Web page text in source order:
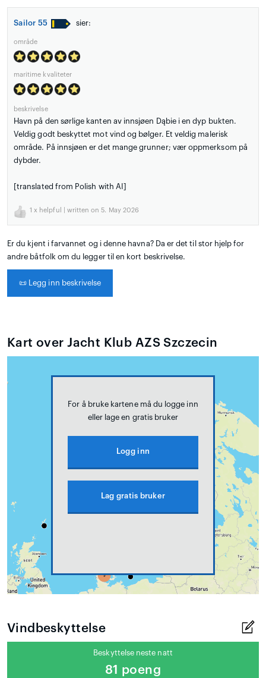
Sailor 55 sier:
område
maritime kvaliteter
beskrivelse
Havn på den sørlige kanten av innsjøen Dąbie i en dyp bukten.
Veldig godt beskyttet mot vind og bølger. Et veldig malerisk
område. På innsjøen er det mange grunner; vær oppmerksom på
dybder.
[translated from Polish with AI]
1 x helpful | written on 5. May 2026
Er du kjent i farvannet og i denne havna? Da er det til stor hjelp for
andre båtfolk om du legger til en kort beskrivelse.
📜 Legg inn beskrivelse
Kart over Jacht Klub AZS Szczecin
For å bruke kartene må du logge inn
eller lage en gratis bruker
Logg inn
Lag gratis bruker
Vindbeskyttelse
Beskyttelse neste natt
81 poeng